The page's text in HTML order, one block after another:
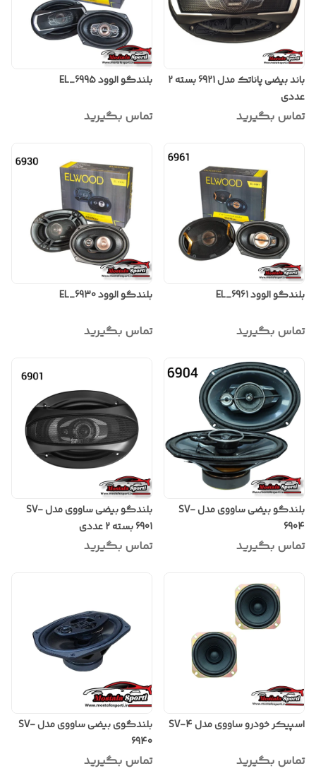
باند بیضی پاناتک مدل 6921 بسته 2
عددی
تماس بگیرید
بلندگو الوود EL_6995
تماس بگیرید
بلندگو الوود EL_6961
تماس بگیرید
بلندگو الوود EL_6930
تماس بگیرید
بلندگو بیضی ساووی مدل SV-
6904
تماس بگیرید
بلندگو بیضی ساووی مدل SV-
6901 بسته 2 عددی
تماس بگیرید
اسپیکر خودرو ساووی مدل SV-4
تماس بگیرید
بلندگوی بیضی ساووی مدل SV-
6940
تماس بگیرید